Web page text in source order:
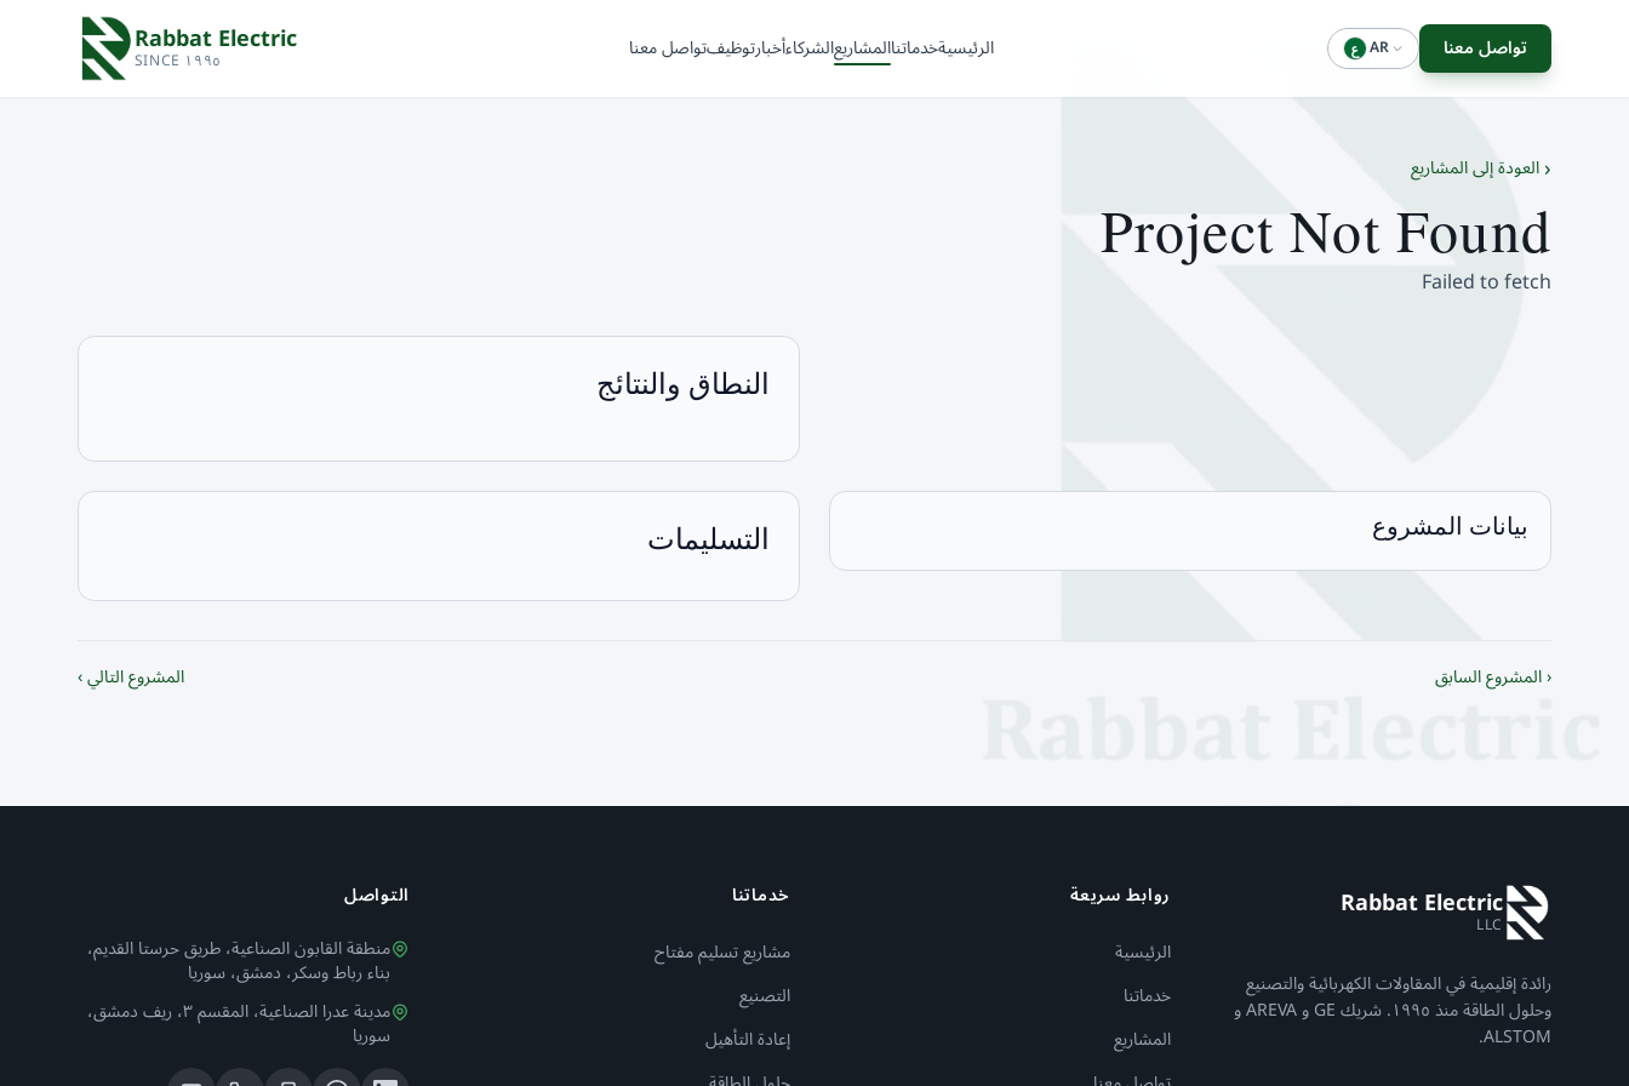
Rabbat Electric
SINCE ١٩٩٥ الرئيسيةخدماتناالمشاريعالشركاءأخبارتوظيفتواصل معنا ع AR تواصل معنا
‹العودة إلى المشاريع
Project Not Found
Failed to fetch
التسليمات بيانات المشروع
النطاق والنتائج
‹ المشروع السابق المشروع التالي ›
Rabbat Electric
LLC
رائدة إقليمية في المقاولات الكهربائية والتصنيع
وحلول الطاقة منذ ١٩٩٥. شريك GE و AREVA و
ALSTOM.
روابط سريعة
الرئيسية
خدماتنا
المشاريع
خدماتنا
مشاريع تسليم مفتاح
التصنيع
إعادة التأهيل
التواصل
منطقة القابون الصناعية، طريق حرستا القديم،
بناء رباط وسكر، دمشق، سوريا
مدينة عدرا الصناعية، المقسم ٣، ريف دمشق،
سوريا